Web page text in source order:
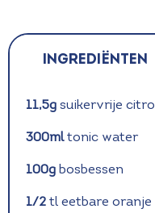
INGREDIËNTEN
11,5g suikervrije
300mltonic water
100g bosbessen
1/2 tl eetbare